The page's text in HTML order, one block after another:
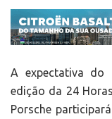
A expectativa do
edição da 24
Porsche